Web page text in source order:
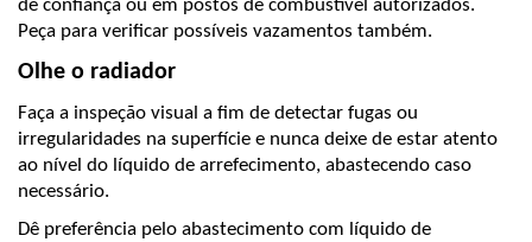
de confiança ou em postos de combustível autorizados.
Peça para verificar possíveis vazamentos também.
Olhe o radiador
Faça a inspeção visual a fim de detectar fugas ou
irregularidades na superfície e nunca deixe de estar atento
ao nível do líquido de arrefecimento, abastecendo caso
necessário.
Dê preferência pelo abastecimento com líquido de